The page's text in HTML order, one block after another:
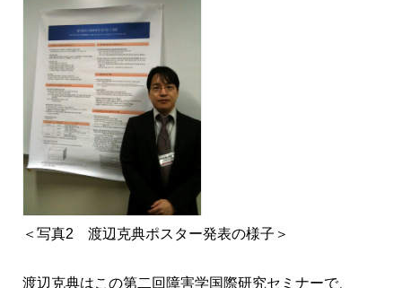
＜写真2 渡辺克典ポスター発表の様子＞
渡辺克典はこの第二回障害学国際研究セミナーで、